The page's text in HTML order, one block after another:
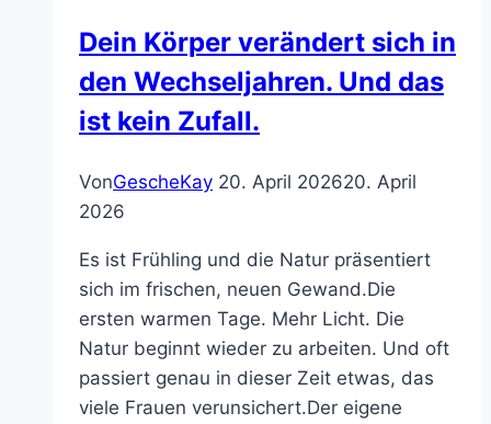
neue
Kraft
schenken
kann
Dein Körper verändert sich in
den Wechseljahren. Und das
ist kein Zufall.
VonGescheKay 20. April 202620. April
2026
Es ist Frühling und die Natur präsentiert
sich im frischen, neuen Gewand.Die
ersten warmen Tage. Mehr Licht. Die
Natur beginnt wieder zu arbeiten. Und oft
passiert genau in dieser Zeit etwas, das
viele Frauen verunsichert.Der eigene